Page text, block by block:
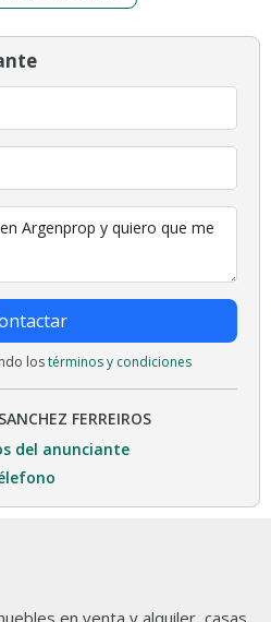
lostérminos y condiciones
FERREIROS
del anunciante
en venta y alquiler, casas,